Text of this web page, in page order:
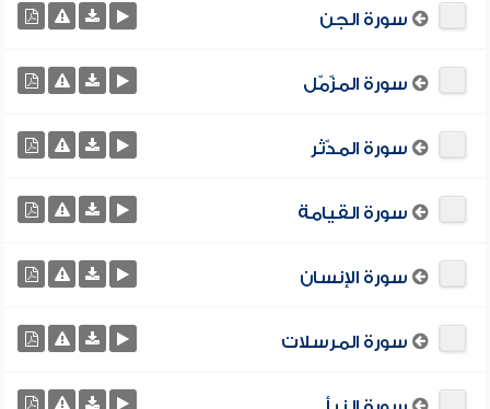
سورة الجن
سورة المزّمّل
سورة المدّثر
سورة القيامة
سورة الإنسان
سورة المرسلات